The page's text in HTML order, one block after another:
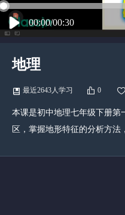
00:00/00:30
地理
最近2643人学习 0
本课是初中地理七年级下册第
区，掌握地形特征的分析方